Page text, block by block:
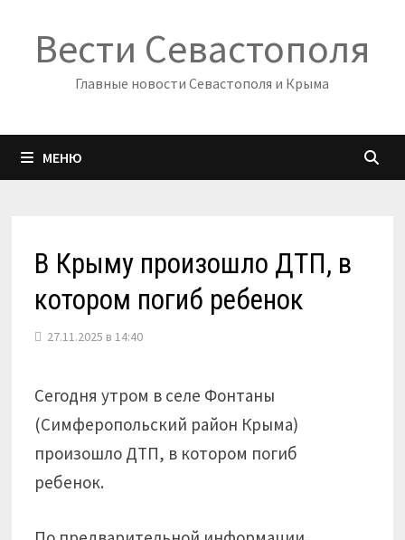
содержимому
Вести Севастополя
Главные новости Севастополя и Крыма
МЕНЮ
В Крыму произошло ДТП, в
котором погиб ребенок
27.11.2025 в 14:40
Сегодня утром в селе Фонтаны
(Симферопольский район Крыма)
произошло ДТП, в котором погиб
ребенок.